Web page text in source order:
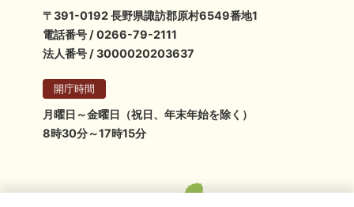
〒391-0192 長野県諏訪郡原村6549番地1
電話番号 / 0266-79-2111
法人番号 / 3000020203637
開庁時間
月曜日～金曜日（祝日、年末年始を除く）
8時30分～17時15分